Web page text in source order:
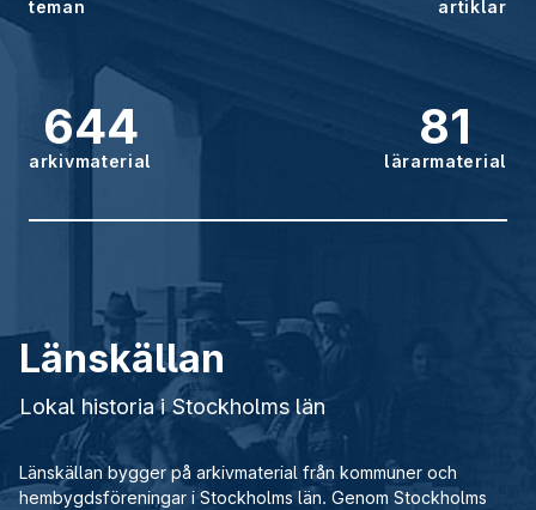
teman artiklar
644
arkivmaterial
81
lärarmaterial
Länskällan
Lokal historia i Stockholms län
Länskällan bygger på arkivmaterial från kommuner och
hembygdsföreningar i Stockholms län. Genom Stockholms